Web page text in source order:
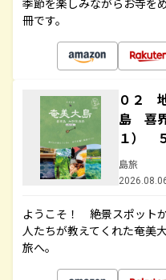
季節を楽しみながらお寺を
冊です。
０２
島 喜
１）
島旅
ようこそ！ 絶景スポット
人たちが教えてくれた奄美
旅へ。